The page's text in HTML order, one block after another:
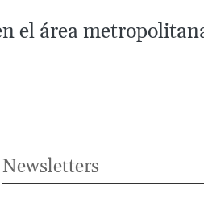
el área
Newsletters